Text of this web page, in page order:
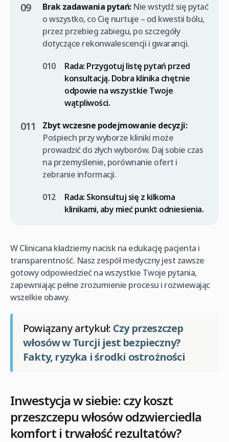
Brak zadawania pytań:Nie wstydź się pytać
o wszystko, co Cię nurtuje – od kwestii bólu,
przez przebieg zabiegu, po szczegóły
dotyczące rekonwalescencji i gwarancji.
Rada: Przygotuj listę pytań przed
konsultacją. Dobra klinika chętnie
odpowie na wszystkie Twoje
wątpliwości.
Zbyt wczesne podejmowanie decyzji:
Pośpiech przy wyborze kliniki może
prowadzić do złych wyborów. Daj sobie czas
na przemyślenie, porównanie ofert i
zebranie informacji.
Rada: Skonsultuj się z kilkoma
klinikami, aby mieć punkt odniesienia.
W Clinicana kładziemy nacisk na edukację pacjenta i
transparentność. Nasz zespół medyczny jest zawsze
gotowy odpowiedzieć na wszystkie Twoje pytania,
zapewniając pełne zrozumienie procesu i rozwiewając
wszelkie obawy.
Powiązany artykuł: Czy przeszczep
włosów w Turcji jest bezpieczny?
Fakty, ryzyka i środki ostrożności
Inwestycja w siebie: czy koszt
przeszczepu włosów odzwierciedla
komfort i trwałość rezultatów?